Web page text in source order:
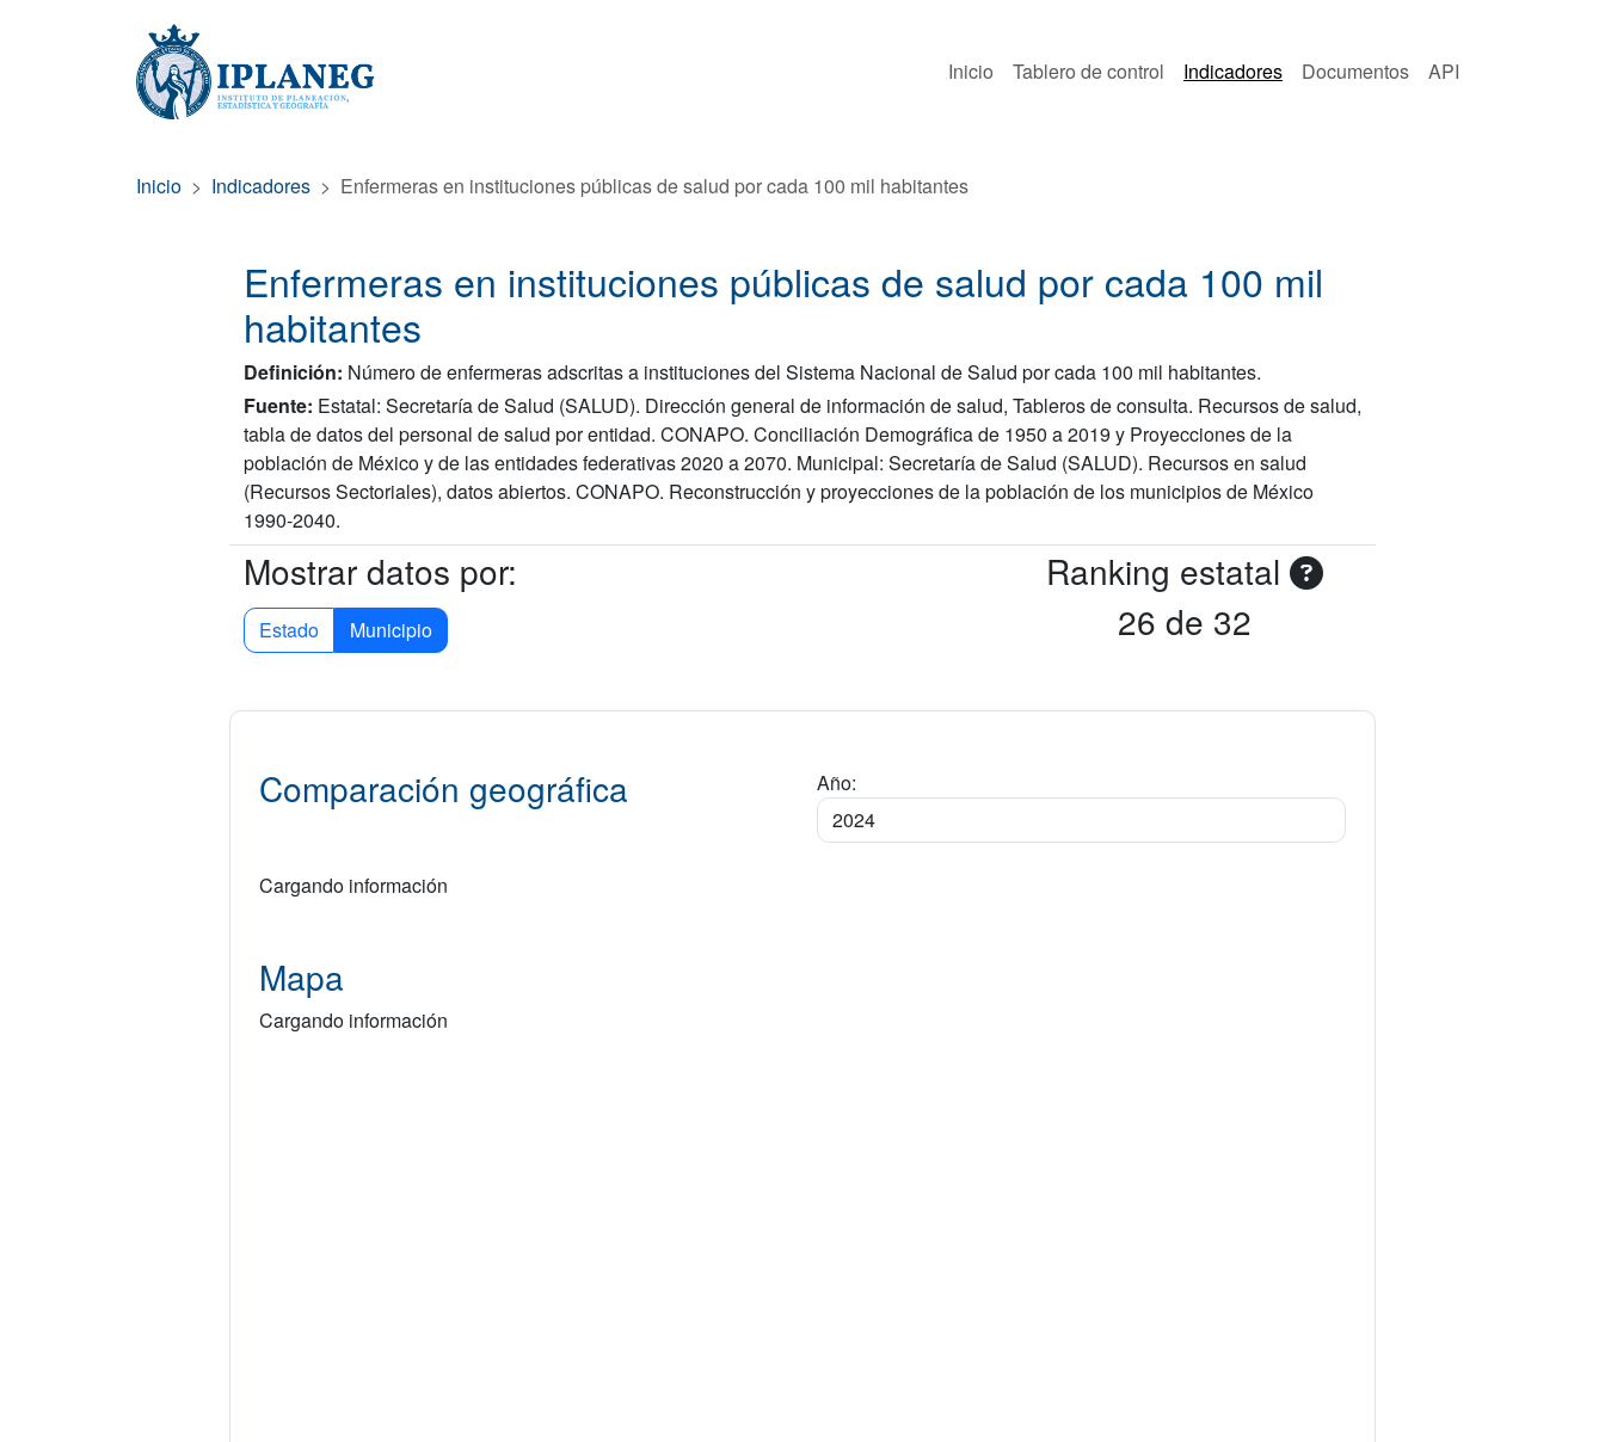
Inicio Tablero de control Indicadores Documentos API
Inicio Indicadores Enfermeras en instituciones públicas de salud por cada 100 mil habitantes
Enfermeras en instituciones públicas de salud por cada 100 mil
habitantes
Definición: Número de enfermeras adscritas a instituciones del Sistema Nacional de Salud por cada 100 mil habitantes.
Fuente: Estatal: Secretaría de Salud (SALUD). Dirección general de información de salud, Tableros de consulta. Recursos de salud,
tabla de datos del personal de salud por entidad. CONAPO. Conciliación Demográfica de 1950 a 2019 y Proyecciones de la
población de México y de las entidades federativas 2020 a 2070. Municipal: Secretaría de Salud (SALUD). Recursos en salud
(Recursos Sectoriales), datos abiertos. CONAPO. Reconstrucción y proyecciones de la población de los municipios de México
1990-2040.
Mostrar datos por:
Estado Municipio
Ranking estatal
26 de 32
Comparación geográfica Año:
Cargando información
Mapa
Cargando información